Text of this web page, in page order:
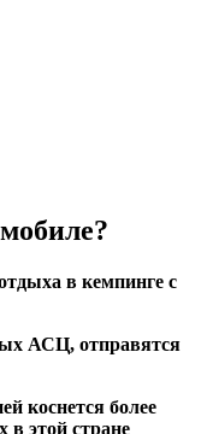
в кемпинге с
АСЦ, отправятся
коснется более
в этой стране